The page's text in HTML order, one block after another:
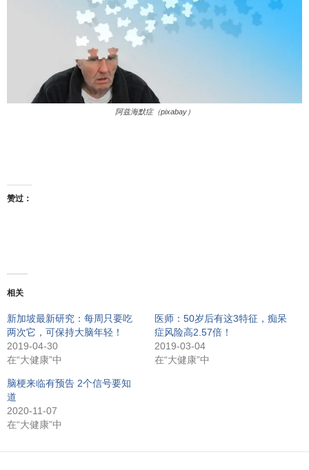
阿兹海默症（pixabay）
赞过：
相关
新加坡最新研究：每周只要吃
两次它，可保持大脑年轻！
2019-04-30
在“大健康”中
医师：50岁后有这3特征，痴呆
症风险高2.57倍！
2019-03-04
在“大健康”中
脑梗来临有预告 2个信号要知
道
2020-11-07
在“大健康”中